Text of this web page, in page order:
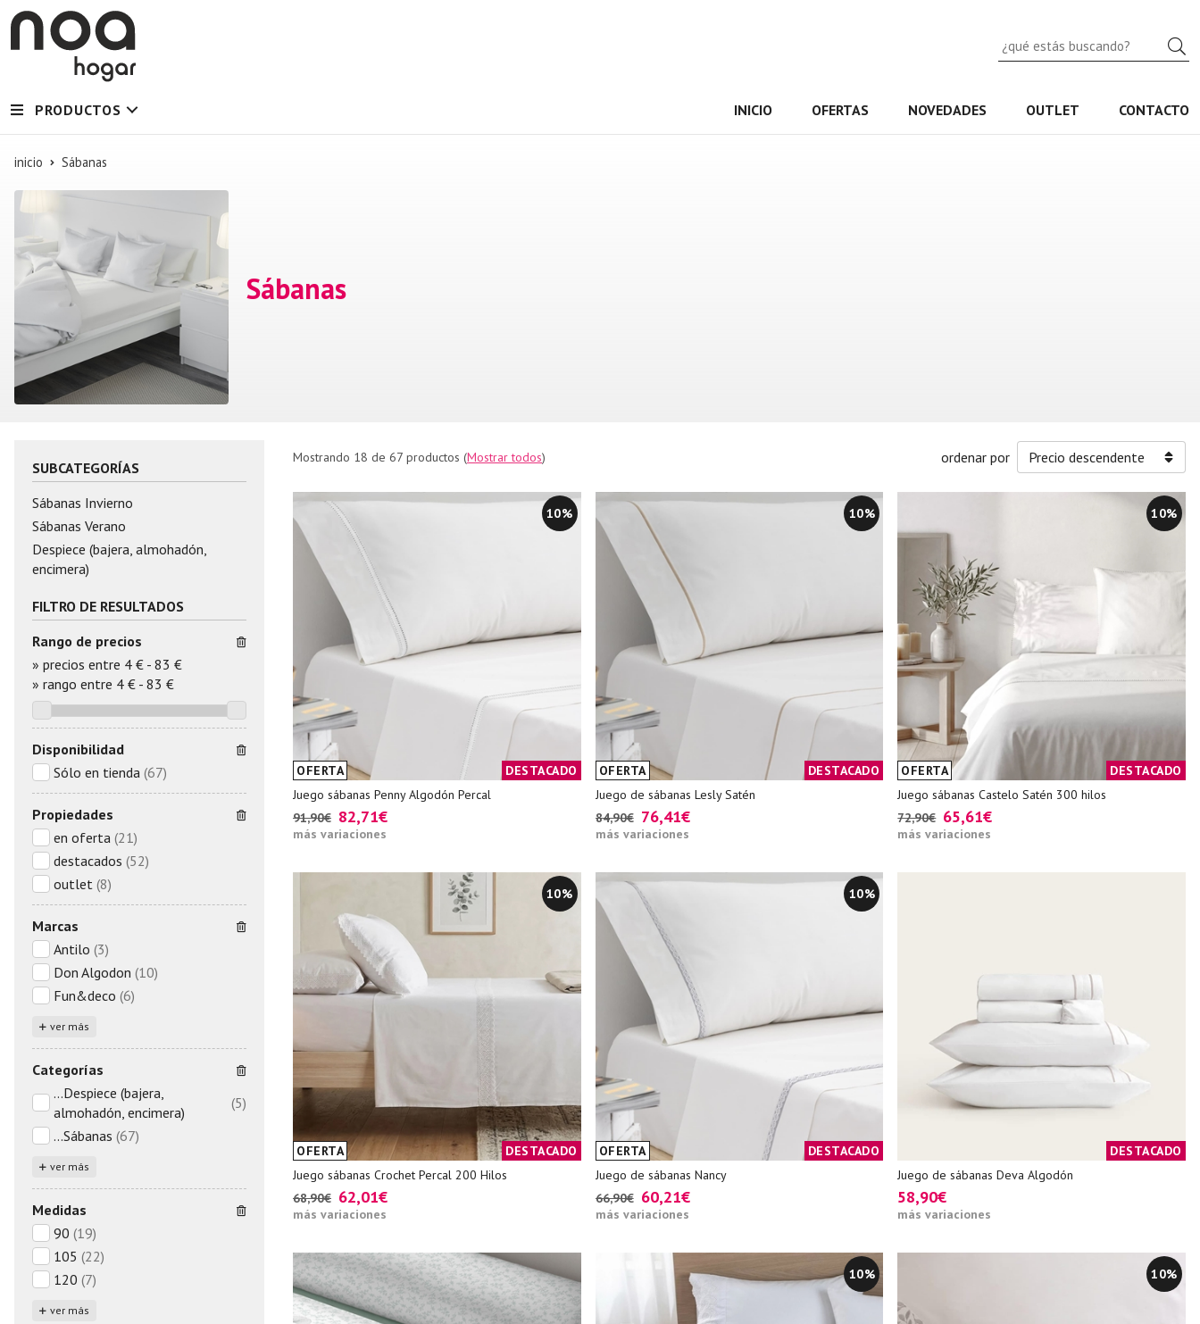
PRODUCTOS INICIO OFERTAS NOVEDADES OUTLET CONTACTO
inicio Sábanas
Sábanas
Mostrando 18 de 67 productos (Mostrar todos) ordenar por
10%
OFERTA
DESTACADO
Juego sábanas Penny Algodón Percal
91,90€ 82,71€
más variaciones
10%
OFERTA
DESTACADO
Juego de sábanas Lesly Satén
84,90€ 76,41€
más variaciones
10%
OFERTA
DESTACADO
Juego sábanas Castelo Satén 300 hilos
72,90€ 65,61€
más variaciones
10%
OFERTA
DESTACADO
Juego sábanas Crochet Percal 200 Hilos
68,90€ 62,01€
más variaciones
10%
OFERTA
DESTACADO
Juego de sábanas Nancy
66,90€ 60,21€
más variaciones
DESTACADO
Juego de sábanas Deva Algodón
58,90€
más variaciones
10% 10%
SUBCATEGORÍAS
Sábanas Invierno
Sábanas Verano
Despiece (bajera, almohadón,
encimera)
FILTRO DE RESULTADOS
Rango de precios
» precios entre 4 € - 83 €
» rango entre 4 € - 83 €
Disponibilidad
Sólo en tienda (67)
Propiedades
en oferta (21)
destacados (52)
outlet (8)
Marcas
Antilo (3)
Don Algodon (10)
Fun&deco (6)
ver más
Categorías
...Despiece (bajera,
almohadón, encimera)
(5)
...Sábanas (67)
ver más
Medidas
90 (19)
105 (22)
120 (7)
ver más